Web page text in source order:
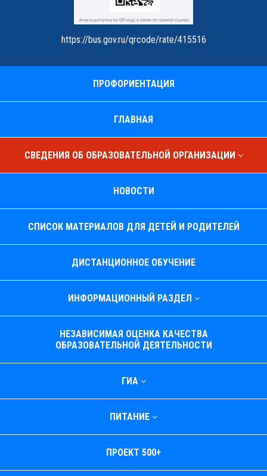
https://bus.gov.ru/qrcode/rate/415516
ПРОФОРИЕНТАЦИЯ
ГЛАВНАЯ
СВЕДЕНИЯ ОБ ОБРАЗОВАТЕЛЬНОЙ ОРГАНИЗАЦИИ
НОВОСТИ
СПИСОК МАТЕРИАЛОВ ДЛЯ ДЕТЕЙ И РОДИТЕЛЕЙ
ДИСТАНЦИОННОЕ ОБУЧЕНИЕ
ИНФОРМАЦИОННЫЙ РАЗДЕЛ
НЕЗАВИСИМАЯ ОЦЕНКА КАЧЕСТВА
ОБРАЗОВАТЕЛЬНОЙ ДЕЯТЕЛЬНОСТИ
ГИА
ПИТАНИЕ
ПРОЕКТ 500+